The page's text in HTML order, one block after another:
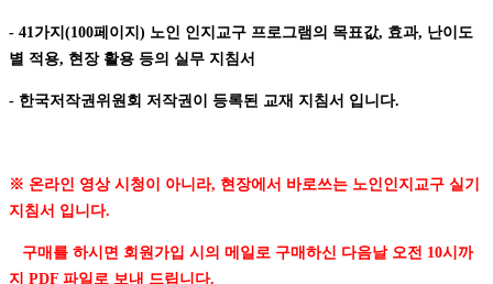
- 41가지(100페이지) 노인 인지교구 프로그램의 목표값, 효과, 난이도
별 적용, 현장 활용 등의 실무 지침서
- 한국저작권위원회 저작권이 등록된 교재 지침서 입니다.
※ 온라인 영상 시청이 아니라, 현장에서 바로쓰는 노인인지교구 실기
지침서 입니다.
구매를 하시면 회원가입 시의 메일로 구매하신 다음날 오전 10시까
지 PDF 파일로 보내 드립니다.